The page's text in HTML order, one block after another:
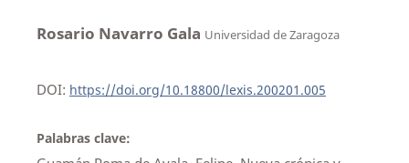
Rosario Navarro Gala Universidad de Zaragoza
DOI: https://doi.org/10.18800/lexis.200201.005
Palabras clave: